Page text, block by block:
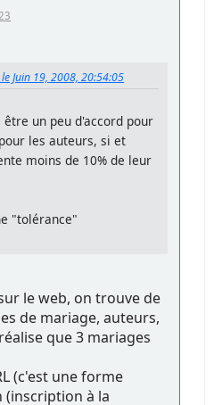
Juin 19, 2008, 20:54:05
un peu d'accord pour
les auteurs, si et
moins de 10% de leur
"tolérance"
le web, on trouve de
de mariage, auteurs,
que 3 mariages
(c'est une forme
(inscription à la